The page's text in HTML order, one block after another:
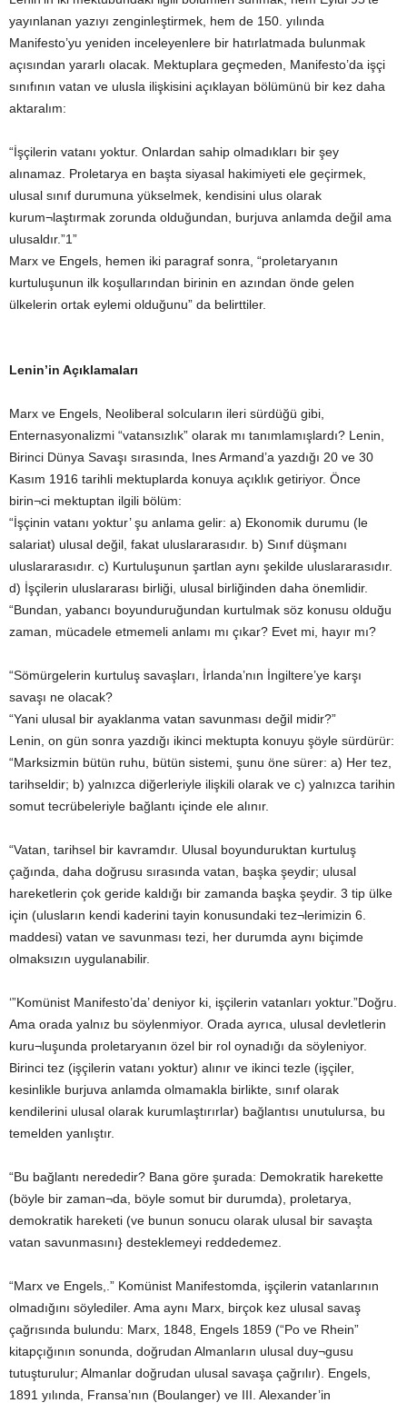
yayınlanan yazıyı zenginleştirmek, hem de 150. yılında
Manifesto’yu yeniden inceleyenlere bir hatırlatmada bulunmak
açısından yararlı olacak. Mektuplara geçmeden, Manifesto’da işçi
sınıfının vatan ve ulusla ilişkisini açıklayan bölümünü bir kez daha
aktaralım:
“İşçilerin vatanı yoktur. Onlardan sahip olmadıkları bir şey
alınamaz. Proletarya en başta siyasal hakimiyeti ele geçirmek,
ulusal sınıf durumuna yükselmek, kendisini ulus olarak
kurum¬laştırmak zorunda olduğundan, burjuva anlamda değil ama
ulusaldır.”1”
Marx ve Engels, hemen iki paragraf sonra, “proletaryanın
kurtuluşunun ilk koşullarından birinin en azından önde gelen
ülkelerin ortak eylemi olduğunu” da belirttiler.
Lenin’in Açıklamaları
Marx ve Engels, Neoliberal solcuların ileri sürdüğü gibi,
Enternasyonalizmi “vatansızlık” olarak mı tanımlamışlardı? Lenin,
Birinci Dünya Savaşı sırasında, Ines Armand’a yazdığı 20 ve 30
Kasım 1916 tarihli mektuplarda konuya açıklık getiriyor. Önce
birin¬ci mektuptan ilgili bölüm:
“İşçinin vatanı yoktur’ şu anlama gelir: a) Ekonomik durumu (le
salariat) ulusal değil, fakat uluslararasıdır. b) Sınıf düşmanı
uluslararasıdır. c) Kurtuluşunun şartlan aynı şekilde uluslararasıdır.
d) İşçilerin uluslararası birliği, ulusal birliğinden daha önemlidir.
“Bundan, yabancı boyunduruğundan kurtulmak söz konusu olduğu
zaman, mücadele etmemeli anlamı mı çıkar? Evet mi, hayır mı?
“Sömürgelerin kurtuluş savaşları, İrlanda’nın İngiltere’ye karşı
savaşı ne olacak?
“Yani ulusal bir ayaklanma vatan savunması değil midir?”
Lenin, on gün sonra yazdığı ikinci mektupta konuyu şöyle sürdürür:
“Marksizmin bütün ruhu, bütün sistemi, şunu öne sürer: a) Her tez,
tarihseldir; b) yalnızca diğerleriyle ilişkili olarak ve c) yalnızca tarihin
somut tecrübeleriyle bağlantı içinde ele alınır.
“Vatan, tarihsel bir kavramdır. Ulusal boyunduruktan kurtuluş
çağında, daha doğrusu sırasında vatan, başka şeydir; ulusal
hareketlerin çok geride kaldığı bir zamanda başka şeydir. 3 tip ülke
için (ulusların kendi kaderini tayin konusundaki tez¬lerimizin 6.
maddesi) vatan ve savunması tezi, her durumda aynı biçimde
olmaksızın uygulanabilir.
‘”Komünist Manifesto’da’ deniyor ki, işçilerin vatanları yoktur.”Doğru.
Ama orada yalnız bu söylenmiyor. Orada ayrıca, ulusal devletlerin
kuru¬luşunda proletaryanın özel bir rol oynadığı da söyleniyor.
Birinci tez (işçilerin vatanı yoktur) alınır ve ikinci tezle (işçiler,
kesinlikle burjuva anlamda olmamakla birlikte, sınıf olarak
kendilerini ulusal olarak kurumlaştırırlar) bağlantısı unutulursa, bu
temelden yanlıştır.
“Bu bağlantı nerededir? Bana göre şurada: Demokratik harekette
(böyle bir zaman¬da, böyle somut bir durumda), proletarya,
demokratik hareketi (ve bunun sonucu olarak ulusal bir savaşta
vatan savunmasını} desteklemeyi reddedemez.
“Marx ve Engels,.” Komünist Manifestomda, işçilerin vatanlarının
olmadığını söylediler. Ama aynı Marx, birçok kez ulusal savaş
çağrısında bulundu: Marx, 1848, Engels 1859 (“Po ve Rhein”
kitapçığının sonunda, doğrudan Almanların ulusal duy¬gusu
tutuşturulur; Almanlar doğrudan ulusal savaşa çağrılır). Engels,
1891 yılında, Fransa’nın (Boulanger) ve III. Alexander’in